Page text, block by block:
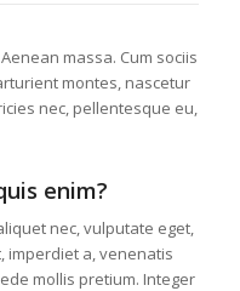
massa. Cum sociis
montes, nascetur
nec, pellentesque eu,
enim?
nec, vulputate eget,
imperdiet a, venenatis
mollis pretium. Integer